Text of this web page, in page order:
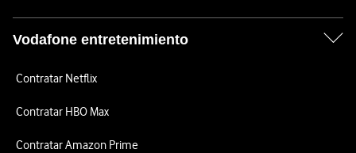
Vodafone entretenimiento
Contratar Netflix
Contratar HBO Max
Contratar Amazon Prime